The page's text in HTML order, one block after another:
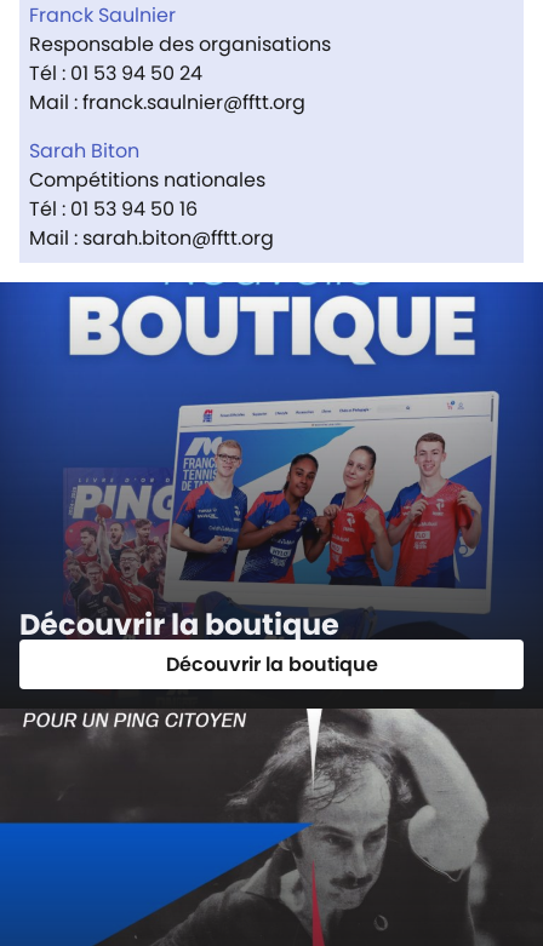
Franck Saulnier
Responsable des organisations
Tél : 01 53 94 50 24
Mail : franck.saulnier@fftt.org
Sarah Biton
Compétitions nationales
Tél : 01 53 94 50 16
Mail : sarah.biton@fftt.org
Découvrir la boutique
Découvrir la boutique